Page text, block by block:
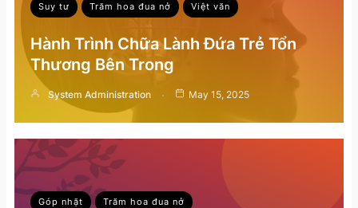
Suy tư Trăm hoa đua nở Việt văn
Hành Trình Chữa Lành Đứa Trẻ Tổn
Thương Bên Trong
System Administration May 15, 2025
Góp nhặt Trăm hoa đua nở